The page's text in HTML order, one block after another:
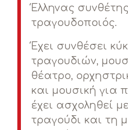
Έλληνας
τραγουδοποιός.
Έχει συνθέσει
τραγουδιών,
θέατρο,
και μουσική για
έχει ασχοληθεί
τραγούδι και τη